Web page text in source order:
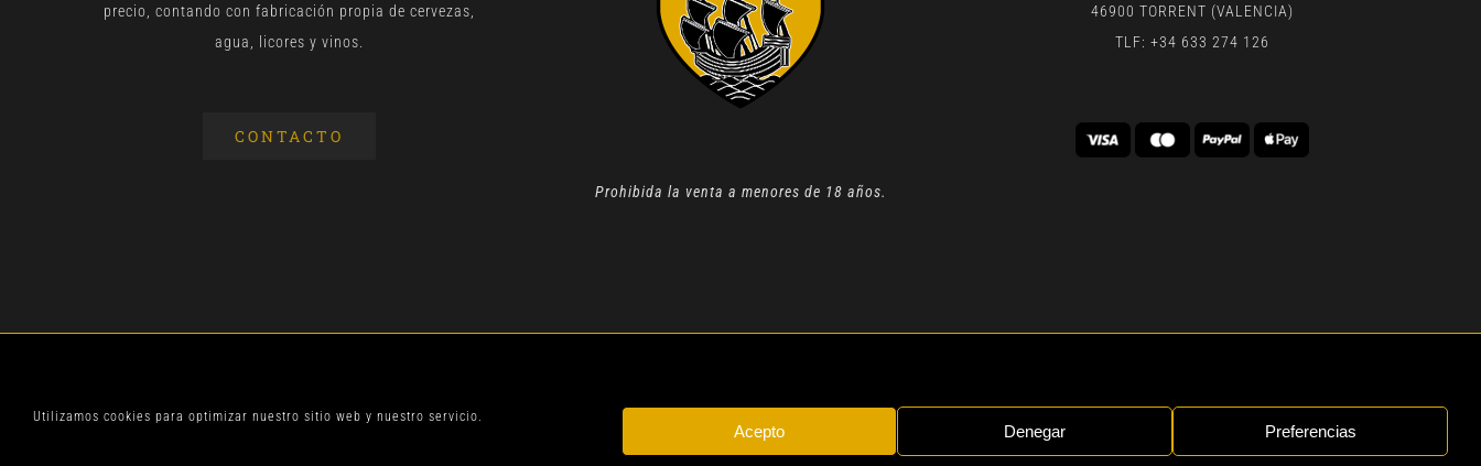
Utilizamos cookies para optimizar nuestro sitio web y nuestro servicio.
Acepto Denegar Preferencias
precio, contando con fabricación propia de cervezas,
agua, licores y vinos.
CONTACTO
Prohibida la venta a menores de 18 años.
46900 TORRENT (VALENCIA)
TLF: +34 633 274 126
AVISO LEGAL| TODOS LOS DERECHOS RESERVADOS | BYGEN DIGITAL